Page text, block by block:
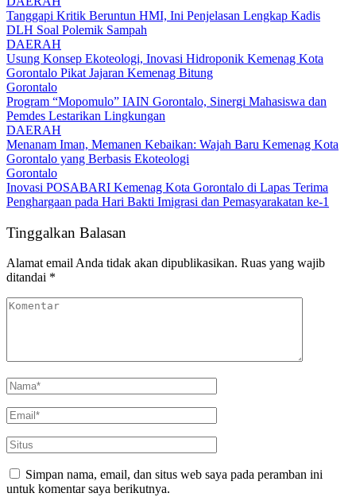
Tanggapi Kritik Beruntun HMI, Ini Penjelasan Lengkap Kadis
DLH Soal Polemik Sampah
DAERAH
Usung Konsep Ekoteologi, Inovasi Hidroponik Kemenag Kota
Gorontalo Pikat Jajaran Kemenag Bitung
Gorontalo
Program “Mopomulo” IAIN Gorontalo, Sinergi Mahasiswa dan
Pemdes Lestarikan Lingkungan
DAERAH
Menanam Iman, Memanen Kebaikan: Wajah Baru Kemenag Kota
Gorontalo yang Berbasis Ekoteologi
Gorontalo
Inovasi POSABARI Kemenag Kota Gorontalo di Lapas Terima
Penghargaan pada Hari Bakti Imigrasi dan Pemasyarakatan ke-1
Tinggalkan Balasan
Alamat email Anda tidak akan dipublikasikan. Ruas yang wajib
ditandai *
Simpan nama, email, dan situs web saya pada peramban ini
untuk komentar saya berikutnya.